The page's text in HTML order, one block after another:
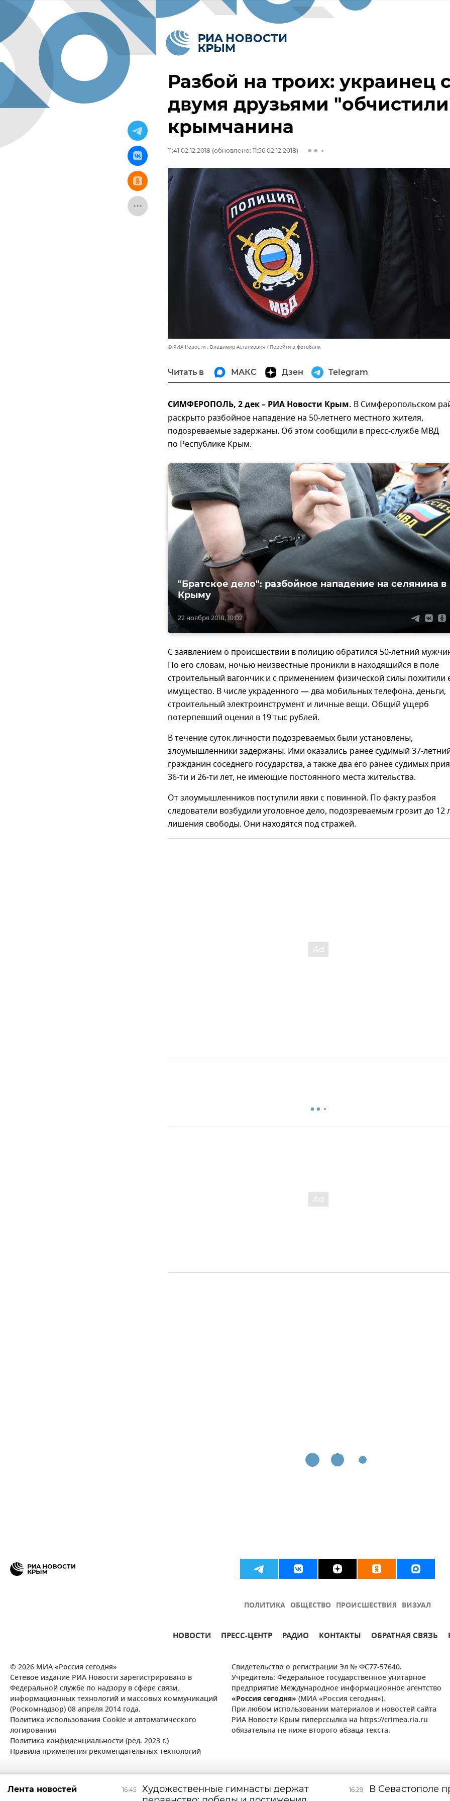
Разбой на троих: украинец
двумя друзьями
крымчанина
11:41 02.12.2018 (обновлено: 11:56 02.12.2018)
© РИА Новости . Владимир Астапкович Перейти в фотобанк
Читать в МАКС Дзен Telegram
СИМФЕРОПОЛЬ, 2 дек – РИА Новости Крым. В Симферопольском
раскрыто разбойное нападение на 50-летнего местного жителя,
подозреваемые задержаны. Об этом сообщили в пресс-службе МВД
по Республике Крым.
22 ноября 2018, 10:02
"Братское дело": разбойное нападение на селянина в
Крыму
С заявлением о происшествии в полицию обратился 50-летний
По его словам, ночью неизвестные проникли в находящийся в поле
строительный вагончик и с применением физической силы похитили
имущество. В числе украденного — два мобильных телефона, деньги,
строительный электроинструмент и личные вещи. Общий ущерб
потерпевший оценил в 19 тыс рублей.
В течение суток личности подозреваемых были установлены,
злоумышленники задержаны. Ими оказались ранее судимый 37-
гражданин соседнего государства, а также два его ранее судимых
36-ти и 26-ти лет, не имеющие постоянного места жительства.
От злоумышленников поступили явки с повинной. По факту разбоя
следователи возбудили уголовное дело, подозреваемым грозит до 12
лишения свободы. Они находятся под стражей.
ПОЛИТИКА ОБЩЕСТВО ПРОИСШЕСТВИЯ ВИЗУАЛ
НОВОСТИ ПРЕСС-ЦЕНТР РАДИО КОНТАКТЫ ОБРАТНАЯ СВЯЗЬ
© 2026 МИА «Россия сегодня»
Сетевое издание РИА Новости зарегистрировано в
Федеральной службе по надзору в сфере связи,
информационных технологий и массовых коммуникаций
(Роскомнадзор) 08 апреля 2014 года.
Политика использования Cookie и автоматического
логирования
Политика конфиденциальности (ред. 2023 г.)
Правила применения рекомендательных технологий
Свидетельство о регистрации Эл № ФС77-57640.
Учредитель: Федеральное государственное унитарное
предприятие Международное информационное агентство
«Россия сегодня» (МИА «Россия сегодня»).
При любом использовании материалов и новостей сайта
РИА Новости Крым гиперссылка на https://crimea.ria.ru
обязательна не ниже второго абзаца текста.
16:45
Художественные гимнасты держат
16:29 В Севастополе
Лента новостей